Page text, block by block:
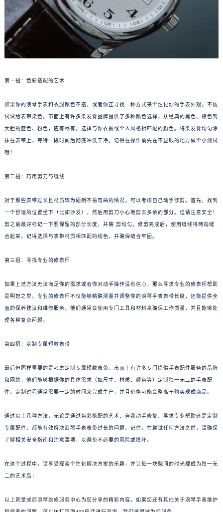
第一招：色彩搭配的艺术
如果你的浪琴手表和衣服颜色不搭，或者你正寻找一种方式来个性化你的手表外观，不妨
试试给表带染色。市面上有许多染发膏品牌提供了多种颜色选择，从经典的黑色、棕色到
大胆的蓝色、粉色，应有尽有。选择与你衣橱或个人风格相匹配的颜色。将染发膏均匀涂
抹在表带上，等待一段时间后彻底冲洗干净。记得在操作前先在不显眼的地方做个小测试
哦！
第二招：巧用剪刀与缝线
对于那些表带过长且材质较为硬朗不易弯曲的情况，可以考虑自己动手修剪。首先，找到
一个舒适的位置坐下（比如沙发），然后用剪刀小心地剪去多余的部分。但请注意安全！
剪之前最好标记一下要保留的部分长度，并确 剪均匀。修剪完成后，使用缝线将两端缝
合起来。记得选择与表带材质相匹配的线色，并确保缝合牢固。
第三招：寻找专业的修表师
如果上述方法无法满足你的需求或者你对动手操作没有信心，那么寻求专业的修表师帮助
是明智之举。专业的修表师不仅能够精确测量并调整你的浪琴手表表带长度，还能提供全
面的保养建议和维修服务。他们通常会使用专门工具和材料来确保工作质量，并且能够处
理各种复杂问题。
第四招：定制专属短款表带
最后但同样重要的是考虑定制专属短款表带。市面上有许多专门提供手表配件服务的品牌
和网站，他们能够根据你的具体需求（如尺寸、材质、颜色等）定制独一无二的手表配
件。定制过程通常需要一定的时间来完成生产，并且价格可能会略高于购买现成商品。
通过以上几种方法，无论是通过色彩搭配的艺术、自我动手修复、寻求专业帮助还是定制
专属配件，都能有效解决浪琴手表表带过长的问题。记住，在尝试任何方法之前，请确保
了解相关安全指南和注意事项，以避免不必要的风险或损坏。
在这个过程中，请享受探索个性化解决方案的乐趣，并让每一块腕间的时光都成为独一无
二的艺术品！
以上就是成都浪琴维修服务中心为您分享的精彩内容。如果您还有其他关于浪琴手表维护